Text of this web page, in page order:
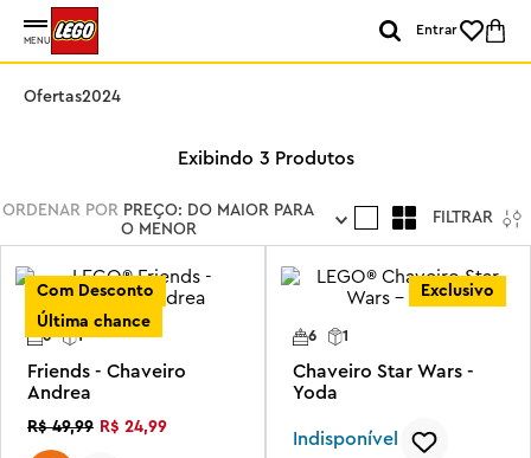
MENU
Entrar
Ofertas2024
3 Produtos
ORDENAR POR PREÇO: DO MAIOR PARA
O MENOR
FILTRAR
Com Desconto
Última chance
1
6
Friends - Chaveiro
Andrea
R$ 49,99 R$ 24,99
Exclusivo
6 1
Chaveiro Star Wars -
Yoda
Indisponível